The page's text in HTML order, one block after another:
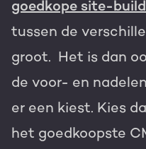
goedkope site-
tussen de
groot. Het is dan
de voor- en
er een kiest. Kies
het goedkoopste